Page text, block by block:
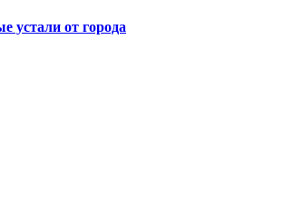
устали от города